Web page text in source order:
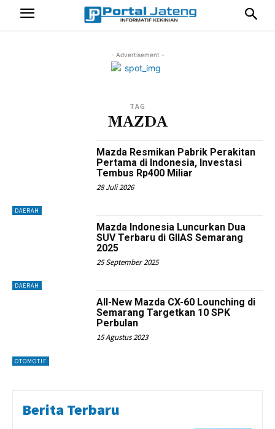
- Advertisement -
TAG
MAZDA
DAERAH
Mazda Resmikan Pabrik Perakitan
Pertama di Indonesia, Investasi
Tembus Rp400 Miliar
28 Juli 2026
DAERAH
Mazda Indonesia Luncurkan Dua
SUV Terbaru di GIIAS Semarang
2025
25 September 2025
OTOMOTIF
All-New Mazda CX-60 Lounching di
Semarang Targetkan 10 SPK
Perbulan
15 Agustus 2023
Berita Terbaru